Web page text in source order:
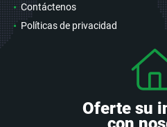
Contáctenos
Políticas de privacidad
Oferte su